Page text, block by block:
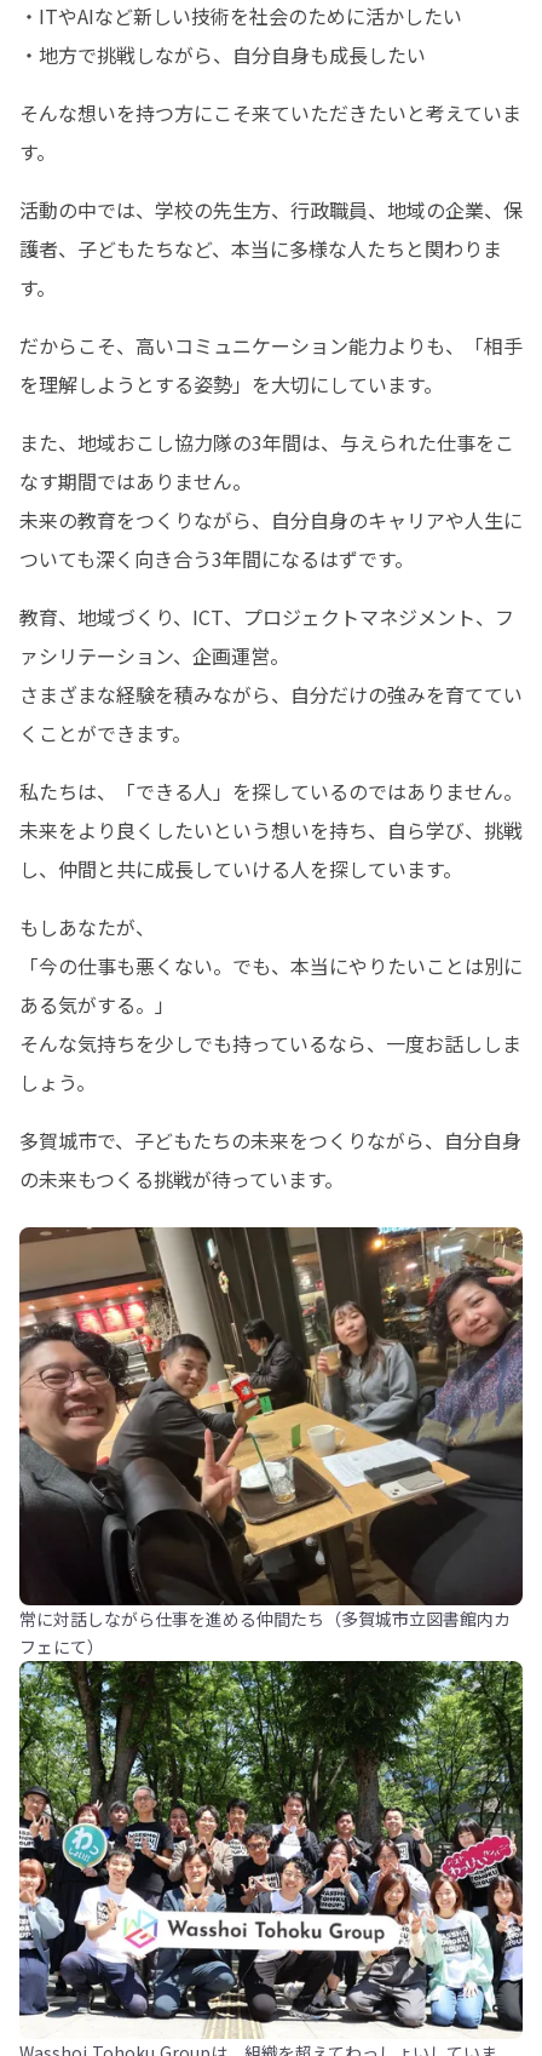
・ITやAIなど新しい技術を社会のために活かしたい
・地方で挑戦しながら、自分自身も成長したい
そんな想いを持つ方にこそ来ていただきたいと考えていま
す。
活動の中では、学校の先生方、行政職員、地域の企業、保
護者、子どもたちなど、本当に多様な人たちと関わりま
す。
だからこそ、高いコミュニケーション能力よりも、「相手
を理解しようとする姿勢」を大切にしています。
また、地域おこし協力隊の3年間は、与えられた仕事をこ
なす期間ではありません。
未来の教育をつくりながら、自分自身のキャリアや人生に
ついても深く向き合う3年間になるはずです。
教育、地域づくり、ICT、プロジェクトマネジメント、フ
ァシリテーション、企画運営。
さまざまな経験を積みながら、自分だけの強みを育ててい
くことができます。
私たちは、「できる人」を探しているのではありません。
未来をより良くしたいという想いを持ち、自ら学び、挑戦
し、仲間と共に成長していける人を探しています。
もしあなたが、
「今の仕事も悪くない。でも、本当にやりたいことは別に
ある気がする。」
そんな気持ちを少しでも持っているなら、一度お話ししま
しょう。
多賀城市で、子どもたちの未来をつくりながら、自分自身
の未来もつくる挑戦が待っています。
常に対話しながら仕事を進める仲間たち（多賀城市立図書館内カ
フェにて）